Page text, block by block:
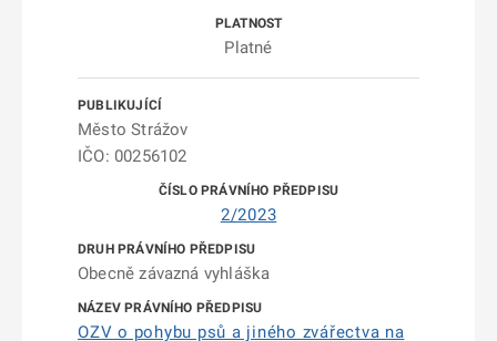
Platné
Město Strážov
IČO: 00256102
2/2023
Obecně závazná vyhláška
OZV o pohybu psů a jiného zvářectva na